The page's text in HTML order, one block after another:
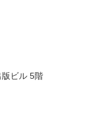
ビル 5階